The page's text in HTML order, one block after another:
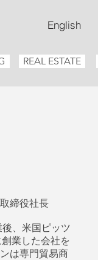
English
REAL ESTATE
締役社長
、米国ピッツ
業した会社を
は専門貿易商